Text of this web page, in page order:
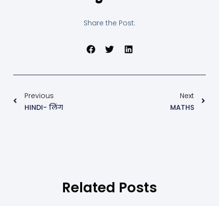
Share the Post:
Previous
HINDI- लिंग
Next
MATHS
Related Posts